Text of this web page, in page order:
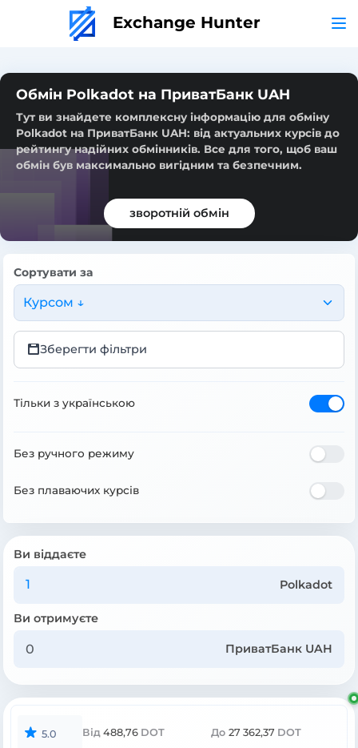
Exchange Hunter
Обмін Polkadot на ПриватБанк UAH
Тут ви знайдете комплексну інформацію для обміну
Polkadot на ПриватБанк UAH: від актуальних курсів до
рейтингу надійних обмінників. Все для того, щоб ваш
обмін був максимально вигідним та безпечним.
зворотній обмін
Сортувати за
Курсом ↓
Зберегти фільтри
Тільки з українською
Без ручного режиму
Без плаваючих курсів
Ви віддаєте
Polkadot
Ви отримуєте
ПриватБанк UAH
5.0 Від 488,76 DOT До 27 362,37 DOT